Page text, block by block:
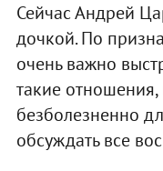
Сейчас Андрей
дочкой. По
очень важно
такие
безболезненно
обсуждать все